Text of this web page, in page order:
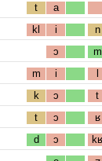
t a
kl i n
ɔ m
m i l
k ɔ t
t ɔ ʁ
d ɔ kʁ